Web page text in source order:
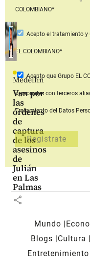
Medellín
Van por
las
órdenes
de
captura
de los
asesinos
de
Julián
en Las
Palmas
share
COLOMBIANO*
Acepto el tratamiento y
EL COLOMBIANO*
Acepto que Grupo EL
personales con terceros
Tratamiento del Datos
Mundo
Blogs
Cultura
Entretenimiento